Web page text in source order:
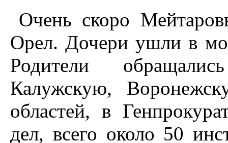
Очень скоро
Орел. Дочери ушли в
Родители
Калужскую,
областей, в
дел, всего около 50